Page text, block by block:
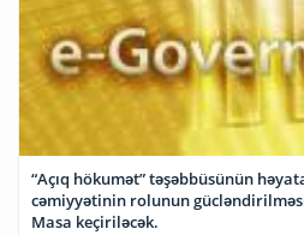
“Açıq hökumət” təşəbbüsünün həyata keçirilməsində vətəndaş
cəmiyyətinin rolunun gücləndirilməsi “ mövzusunda Dəyirmi
Masa keçiriləcək.